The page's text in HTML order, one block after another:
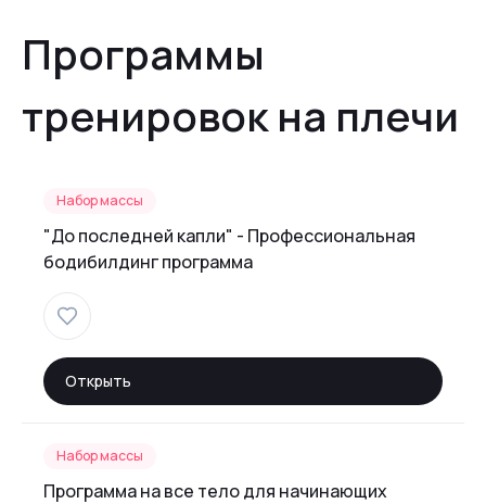
Программы
тренировок на плечи
Набор массы
"До последней капли" - Профессиональная
бодибилдинг программа
Открыть
Набор массы
Программа на все тело для начинающих